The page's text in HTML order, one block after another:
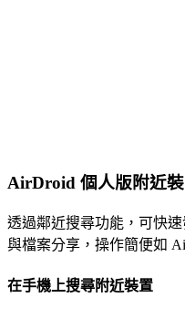
AirDroid 個人版附近
透過鄰近搜尋功能，可快
與檔案分享，操作簡便如
在手機上搜尋附近裝置